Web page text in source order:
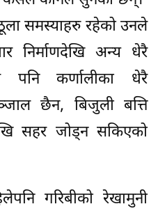
समस्याहरु रहेको उनले
निर्माणदेखि अन्य धेरै
पनि कर्णालीका धेरै
छैन, बिजुली बत्ति
सहर जोड्न सकिएको
गरिबीको रेखामुनी